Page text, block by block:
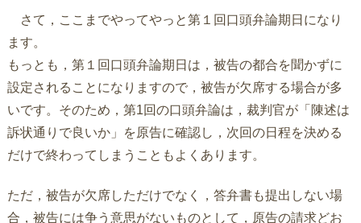
さて，ここまでやってやっと第１回口頭弁論期日になり
ます。
もっとも，第１回口頭弁論期日は，被告の都合を聞かずに
設定されることになりますので，被告が欠席する場合が多
いです。そのため，第1回の口頭弁論は，裁判官が「陳述は
訴状通りで良いか」を原告に確認し，次回の日程を決める
だけで終わってしまうこともよくあります。
ただ，被告が欠席しただけでなく，答弁書も提出しない場
合，被告には争う意思がないものとして，原告の請求どお